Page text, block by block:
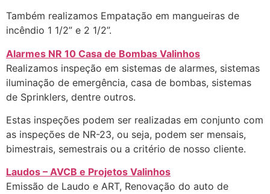
Também realizamos Empatação em mangueiras de
incêndio 1 1/2” e 2 1/2”.
Alarmes NR 10 Casa de Bombas Valinhos
Realizamos inspeção em sistemas de alarmes, sistemas
iluminação de emergência, casa de bombas, sistemas
de Sprinklers, dentre outros.
Estas inspeções podem ser realizadas em conjunto com
as inspeções de NR-23, ou seja, podem ser mensais,
bimestrais, semestrais ou a critério de nosso cliente.
Laudos – AVCB e Projetos Valinhos
Emissão de Laudo e ART, Renovação do auto de